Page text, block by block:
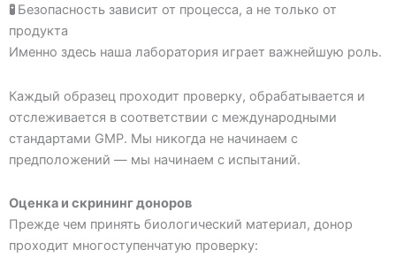
🧪 Безопасность зависит от процесса, а не только от
продукта
Именно здесь наша лаборатория играет важнейшую роль.
Каждый образец проходит проверку, обрабатывается и
отслеживается в соответствии с международными
стандартами GMP. Мы никогда не начинаем с
предположений — мы начинаем с испытаний.
Оценка и скрининг доноров
Прежде чем принять биологический материал, донор
проходит многоступенчатую проверку: